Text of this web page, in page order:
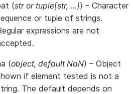
(strortuple[str, …]) – Character
or tuple of strings.
expressions are not
(object, default NaN) – Object
if element tested is not a
The default depends on